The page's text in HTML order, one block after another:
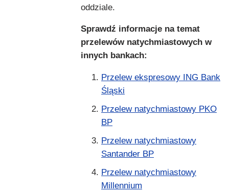
oddziale.
Sprawdź informacje na temat
przelewów natychmiastowych w
innych bankach:
Przelew ekspresowy ING Bank
Śląski
Przelew natychmiastowy PKO
BP
Przelew natychmiastowy
Santander BP
Przelew natychmiastowy
Millennium